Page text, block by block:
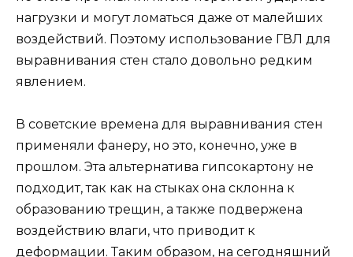
нагрузки и могут ломаться даже от малейших
воздействий. Поэтому использование ГВЛ для
выравнивания стен стало довольно редким
явлением.
В советские времена для выравнивания стен
применяли фанеру, но это, конечно, уже в
прошлом. Эта альтернатива гипсокартону не
подходит, так как на стыках она склонна к
образованию трещин, а также подвержена
воздействию влаги, что приводит к
деформации. Таким образом, на сегодняшний